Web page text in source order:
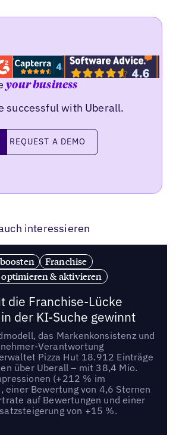
your business
successful with Uberall.
a demo
REQUEST A DEMO
interessieren
Franchise
& aktivieren
die Franchise-Lücke
der KI-Suche gewinnt
das Markenkonsistenz und
Verantwortung
Pizza Hut 18.912 Einträge
über Uberall – mit 38,4 Mio.
(+212 % im
einer Bewertung von 4,6 Sternen
auf Bewertungen und einer
von +15 %.